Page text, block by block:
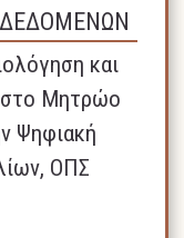
και
στο Μητρώο
Ψηφιακή
ΟΠΣ